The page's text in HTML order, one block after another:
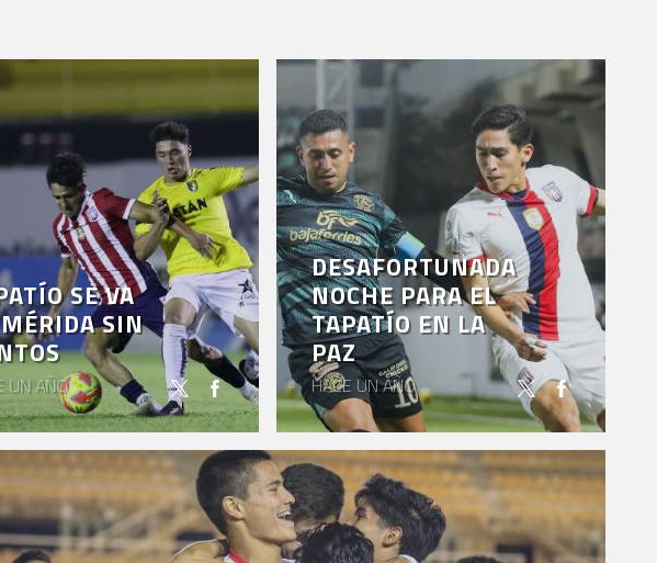
SE VA
SIN
UN AÑO
DESAFORTUNADA
NOCHE PARA EL
TAPATÍO EN LA
PAZ
HACE UN AÑO